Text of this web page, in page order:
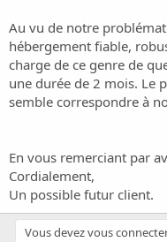
Au vu de notre
hébergement fiable,
charge de ce genre de
une durée de 2 mois. Le
semble correspondre à
En vous remerciant par
Cordialement,
Un possible futur client.
Vous devez vous